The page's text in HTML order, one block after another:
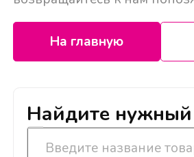
На главную
Найдите нужный